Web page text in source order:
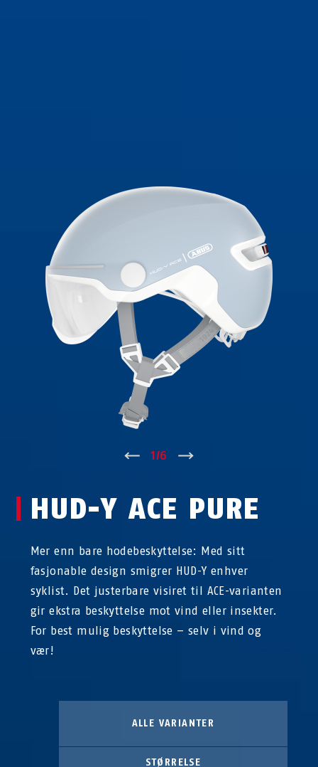
1/6
HUD-Y ACE PURE
Mer enn bare hodebeskyttelse: Med sitt
fasjonable design smigrer HUD-Y enhver
syklist. Det justerbare visiret til ACE-varianten
gir ekstra beskyttelse mot vind eller insekter.
For best mulig beskyttelse – selv i vind og
vær!
ALLE VARIANTER
STØRRELSE